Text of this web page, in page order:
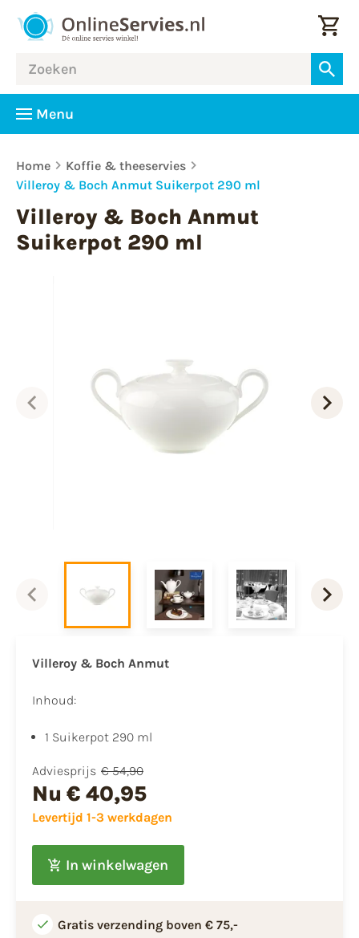
Menu
Home
Koffie & theeservies
Villeroy & Boch Anmut Suikerpot 290 ml
Villeroy & Boch Anmut
Suikerpot 290 ml
Villeroy & Boch Anmut
Inhoud:
1 Suikerpot 290 ml
Adviesprijs € 54,90
Nu € 40,95
Levertijd 1-3 werkdagen
In winkelwagen
Gratis verzending boven € 75,-